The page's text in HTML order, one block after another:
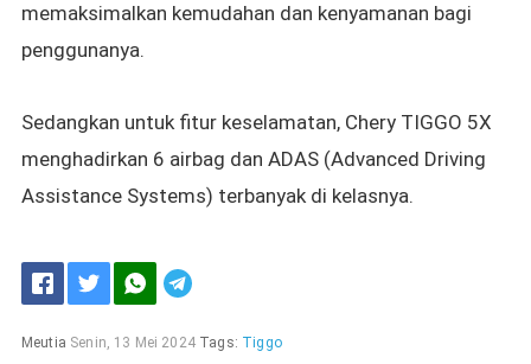
memaksimalkan kemudahan dan kenyamanan bagi
penggunanya.
Sedangkan untuk fitur keselamatan, Chery TIGGO 5X
menghadirkan 6 airbag dan ADAS (Advanced Driving
Assistance Systems) terbanyak di kelasnya.
Meutia Senin, 13 Mei 2024 Tags: Tiggo